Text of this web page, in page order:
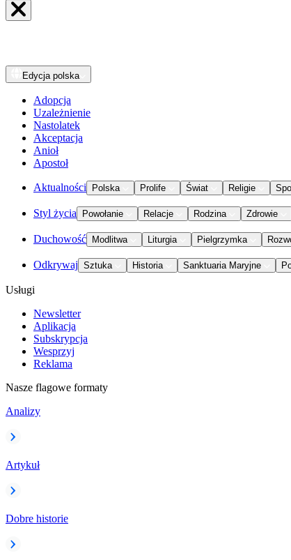
Edycja polska
Adopcja
Uzależnienie
Nastolatek
Akceptacja
Anioł
Apostoł
Aktualności Polska Prolife Świat Religie
Styl życia Powołanie Relacje Rodzina Zdrowie
Duchowość Modlitwa Liturgia Pielgrzymka
Odkrywaj Sztuka Historia Sanktuaria Maryjne
Usługi
Newsletter
Aplikacja
Subskrypcja
Wesprzyj
Reklama
Nasze flagowe formaty
Analizy
Artykuł
Dobre historie